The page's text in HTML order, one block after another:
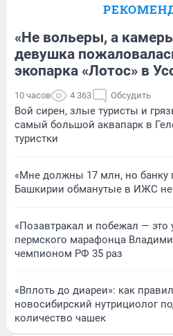
«Не вольеры, а
девушка
экопарка «Лотос» в
10 часов 4 363 Обсудить
Вой сирен, злые туристы и
самый большой аквапарк в
туристки
«Мне должны 17 млн, но банку
Башкирии обманутые в ИЖС не
«Позавтракал и побежал — это
пермского марафонца
чемпионом РФ 35 раз
«Вплоть до диареи»: как
новосибирский нутрициолог
количество чашек